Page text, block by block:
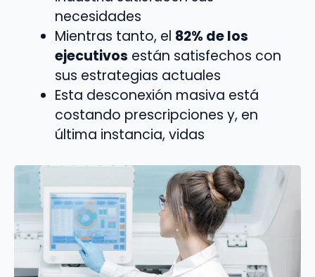
necesidades
Mientras tanto, el 82% de los
ejecutivos están satisfechos con
sus estrategias actuales
Esta desconexión masiva está
costando prescripciones y, en
última instancia, vidas